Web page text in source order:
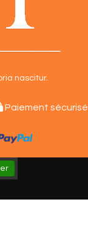
nascitur.
Paiement sécurisé